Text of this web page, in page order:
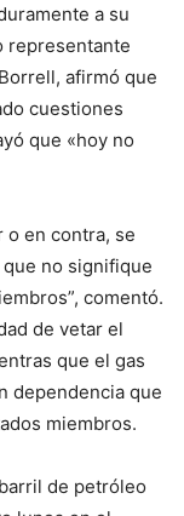
a su
representante
afirmó que
cuestiones
que «hoy no
o en contra, se
no signifique
comentó.
de vetar el
que el gas
dependencia que
miembros.
de petróleo